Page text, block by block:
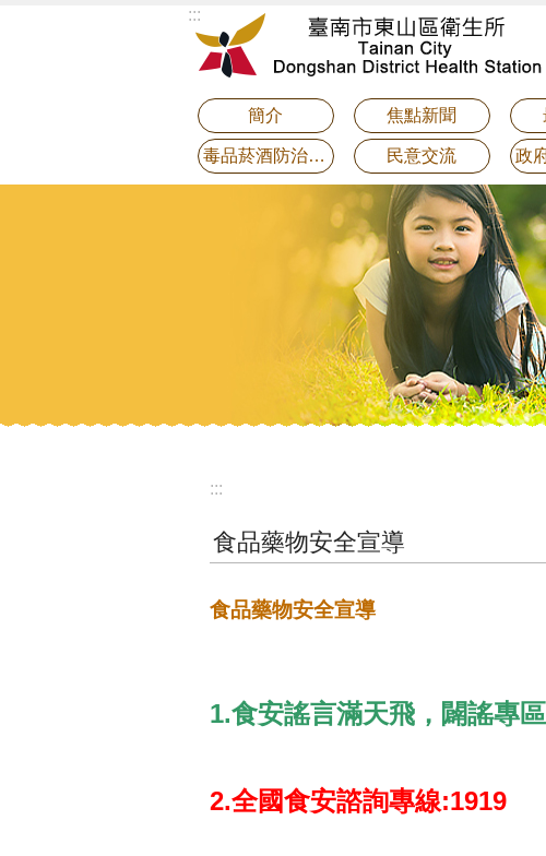
:::
簡介 焦點新聞
毒品菸酒防治專區 民意交流
:::
食品藥物安全宣導
食品藥物安全宣導
1.食安謠言滿天飛，闢謠專
2.全國食安諮詢專線:1919